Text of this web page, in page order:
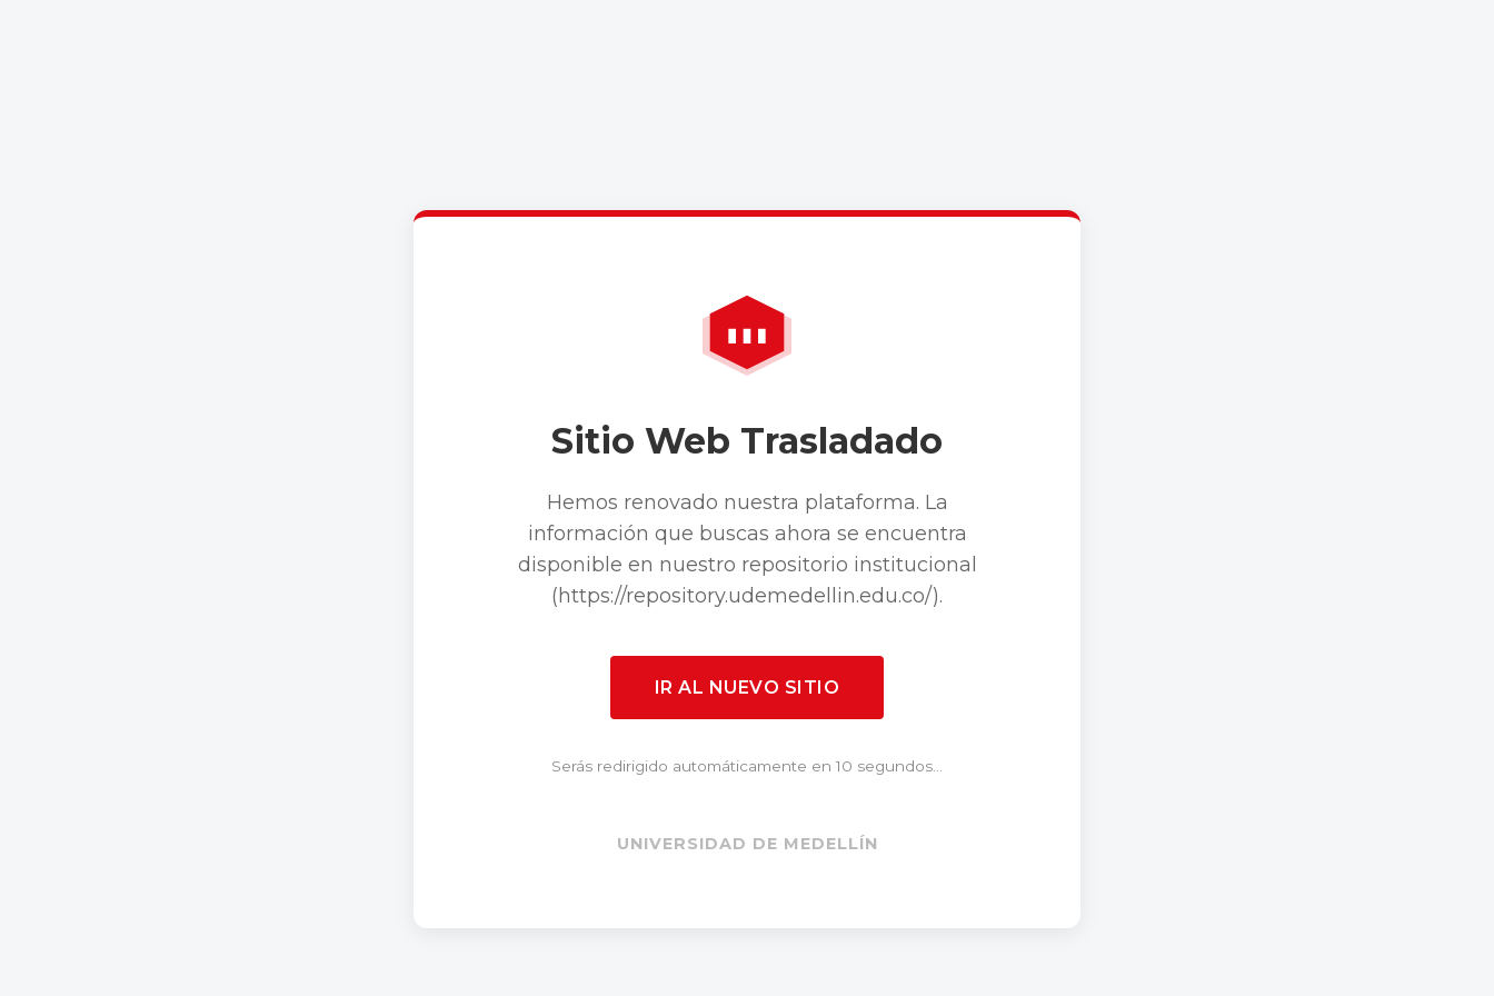
Sitio Web Trasladado
Hemos renovado nuestra plataforma. La
información que buscas ahora se encuentra
disponible en nuestro repositorio institucional
(https://repository.udemedellin.edu.co/).
IR AL NUEVO SITIO
Serás redirigido automáticamente en 10 segundos...
UNIVERSIDAD DE MEDELLÍN